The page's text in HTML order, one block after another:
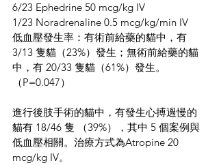
6/23 Ephedrine 50 mcg/kg IV
1/23 Noradrenaline 0.5 mcg/kg/min IV
低血壓發生率：有術前給藥的貓中，有
3/13 隻貓（23%）發生；無術前給藥的貓
中，有 20/33 隻貓（61%）發生。
（P=0.047）
進行後肢手術的貓中，有發生心搏過慢的
貓有 18/46 隻 （39%），其中 5 個案例與
低血壓相關。治療方式為Atropine 20
mcg/kg IV。